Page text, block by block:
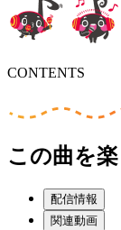
CONTENTS
この曲を
配信情報
関連動画